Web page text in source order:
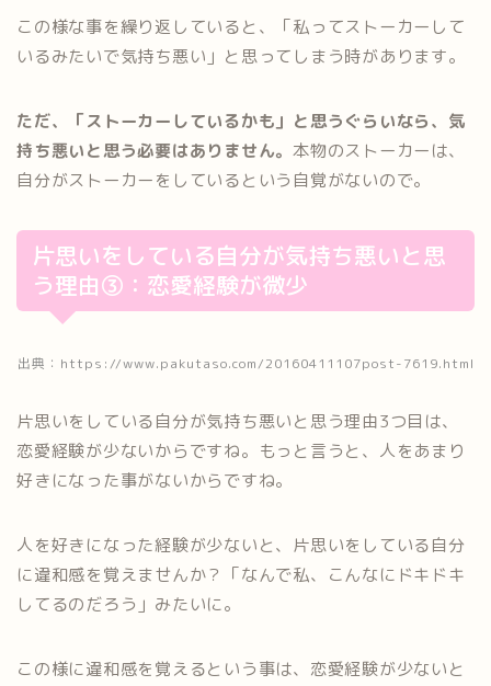
この様な事を繰り返していると、「私ってストーカーして
いるみたいで気持ち悪い」と思ってしまう時があります。
ただ、「ストーカーしているかも」と思うぐらいなら、気
持ち悪いと思う必要はありません。本物のストーカーは、
自分がストーカーをしているという自覚がないので。
片思いをしている自分が気持ち悪いと思
う理由③：恋愛経験が微少
出典：https://www.pakutaso.com/20160411107post-7619.html
片思いをしている自分が気持ち悪いと思う理由3つ目は、
恋愛経験が少ないからですね。もっと言うと、人をあまり
好きになった事がないからですね。
人を好きになった経験が少ないと、片思いをしている自分
に違和感を覚えませんか？「なんで私、こんなにドキドキ
してるのだろう」みたいに。
この様に違和感を覚えるという事は、恋愛経験が少ないと